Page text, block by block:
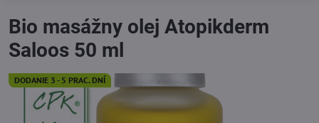
DODANIE 3 - 5 PRAC. DNÍ
Bio masážny olej Atopikderm
Saloos 50 ml